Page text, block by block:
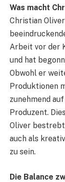
Was macht
Christian
Arbeit vor der
und hat
Obwohl er
Produktionen
zunehmend
Produzent.
Oliver
auch als
zu sein.
Die Balance